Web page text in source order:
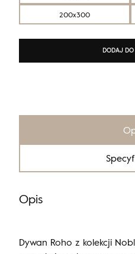
200x300
DODAJ
Opis
Dywan Roho z kolekcji